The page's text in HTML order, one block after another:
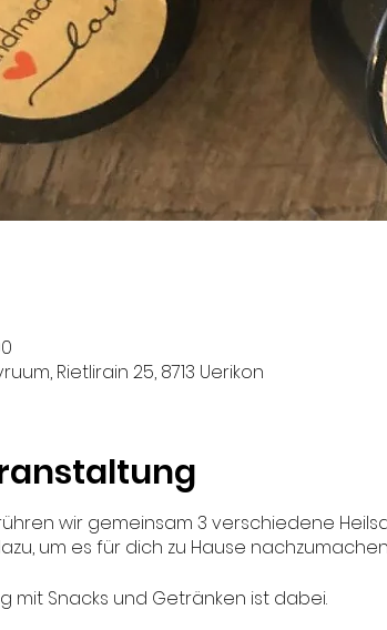
Rietlirain 25, 8713 Uerikon
wir gemeinsam 3 verschiedene
um es für dich zu Hause
mit Snacks und Getränken ist dabei.